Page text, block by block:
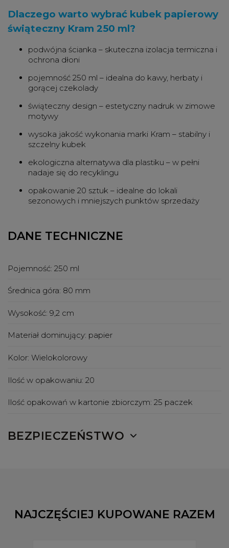
Dlaczego warto wybrać kubek papierowy
świąteczny Kram 250 ml?
podwójna ścianka – skuteczna izolacja termiczna i
ochrona dłoni
pojemność 250 ml – idealna do kawy, herbaty i
gorącej czekolady
świąteczny design – estetyczny nadruk w zimowe
motywy
wysoka jakość wykonania marki Kram – stabilny i
szczelny kubek
ekologiczna alternatywa dla plastiku – w pełni
nadaje się do recyklingu
opakowanie 20 sztuk – idealne do lokali
sezonowych i mniejszych punktów sprzedaży
DANE TECHNICZNE
Pojemność: 250 ml
Średnica góra: 80 mm
Wysokość: 9,2 cm
Materiał dominujący: papier
Kolor: Wielokolorowy
Ilość w opakowaniu: 20
Ilość opakowań w kartonie zbiorczym: 25 paczek
BEZPIECZEŃSTWO
NAJCZĘŚCIEJ KUPOWANE RAZEM